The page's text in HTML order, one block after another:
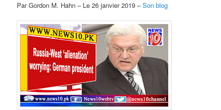
Par Gordon M. Hahn – Le 26 janvier 2019 –Son blog